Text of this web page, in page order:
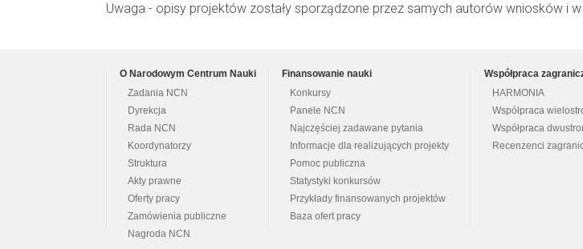
Uwaga - opisy projektów zostały sporządzone przez samych autorów wniosków i
O Narodowym Centrum Nauki
Zadania NCN
Dyrekcja
Rada NCN
Koordynatorzy
Struktura
Akty prawne
Oferty pracy
Zamówienia publiczne
Nagroda NCN
Finansowanie nauki
Konkursy
Panele NCN
Najczęściej zadawane pytania
Informacje dla realizujących projekty
Pomoc publiczna
Statystyki konkursów
Przykłady finansowanych projektów
Baza ofert pracy
Współpraca
HARMONIA
Współpraca
Współpraca
Recenzenci